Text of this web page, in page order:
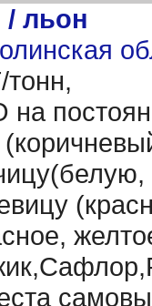
/ льон
тонн,